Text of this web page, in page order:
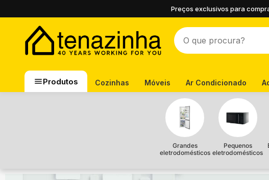
Preços exclusivos para
Produtos Cozinhas Móveis Ar Condicionado
Grandes
eletrodomésticos
Pequenos
eletrodomésticos